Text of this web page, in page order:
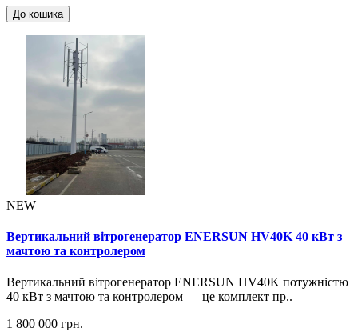
До кошика
NEW
Вертикальний вітрогенератор ENERSUN HV40K 40 кВт з
мачтою та контролером
Вертикальний вітрогенератор ENERSUN HV40K потужністю
40 кВт з мачтою та контролером — це комплект пр..
1 800 000 грн.